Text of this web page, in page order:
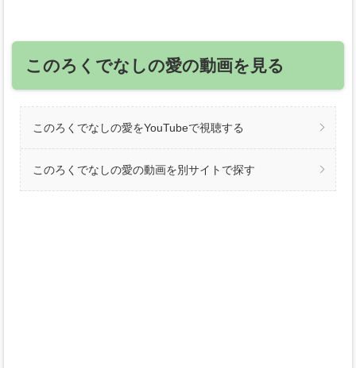
このろくでなしの愛の動画を見る
このろくでなしの愛をYouTubeで視聴する
このろくでなしの愛の動画を別サイトで探す